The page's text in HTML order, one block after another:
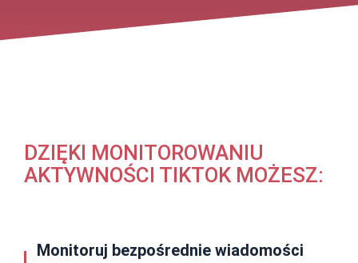
DZIĘKI MONITOROWANIU
AKTYWNOŚCI TIKTOK MOŻESZ:
Monitoruj bezpośrednie wiadomości